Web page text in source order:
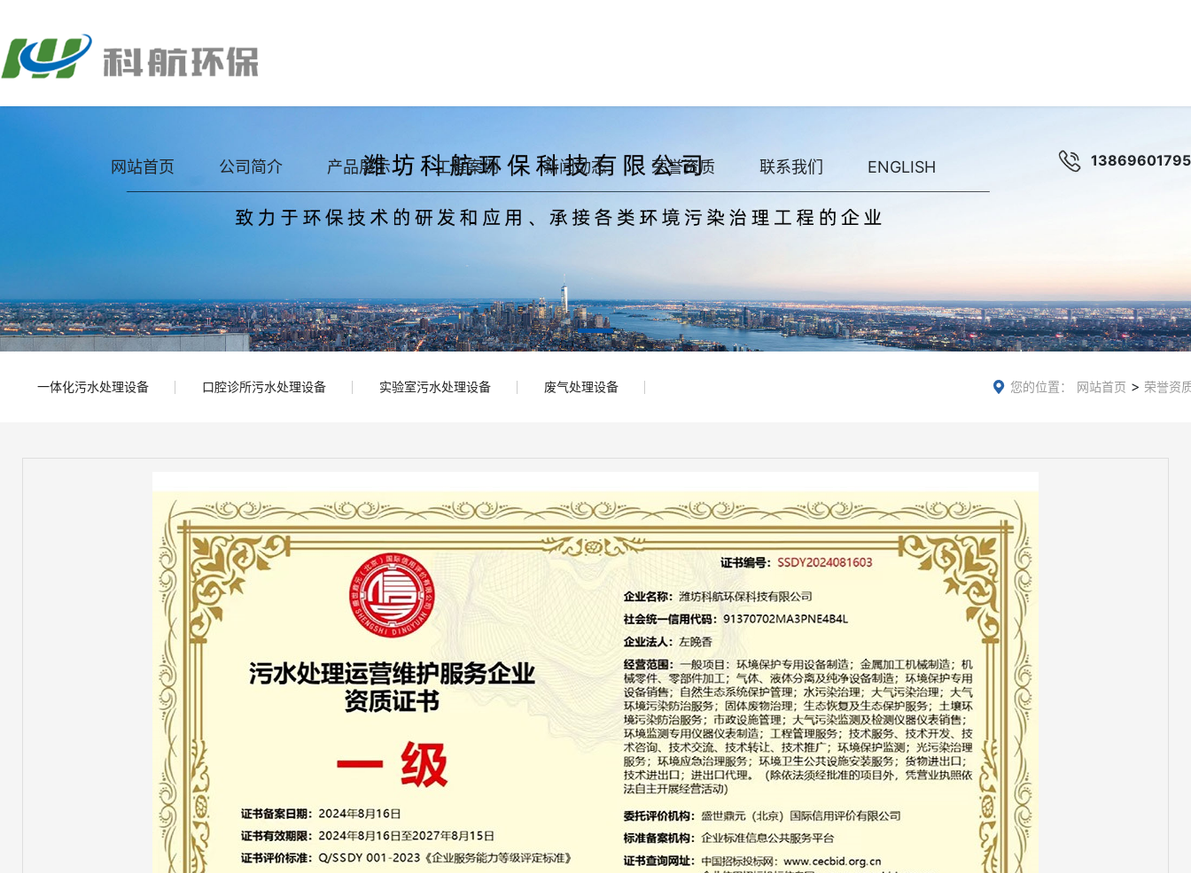
网站首页 公司简介 产品展示 工程案例 新闻动态 荣誉资质 联系我们 ENGLISH 13869601795
您的位置： 网站首页 > 荣誉资
一体化污水处理设备 口腔诊所污水处理设备 实验室污水处理设备 废气处理设备